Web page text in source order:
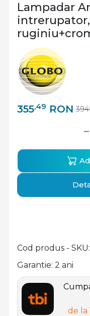
Lampadar
intrerupator,
355,49 RON 394
de la
Cod produs - SKU
−
Garantie: 2 ani